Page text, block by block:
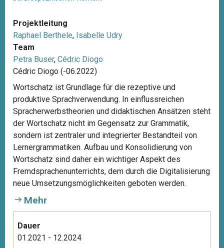
Projektleitung
Raphael Berthele, Isabelle Udry
Team
Petra Buser, Cédric Diogo
Cédric Diogo (-06.2022)
Wortschatz ist Grundlage für die rezeptive und
produktive Sprachverwendung. In einflussreichen
Spracherwerbstheorien und didaktischen Ansätzen steht
der Wortschatz nicht im Gegensatz zur Grammatik,
sondern ist zentraler und integrierter Bestandteil von
Lernergrammatiken. Aufbau und Konsolidierung von
Wortschatz sind daher ein wichtiger Aspekt des
Fremdsprachenunterrichts, dem durch die Digitalisierung
neue Umsetzungsmöglichkeiten geboten werden.
Mehr
Dauer
01.2021 - 12.2024